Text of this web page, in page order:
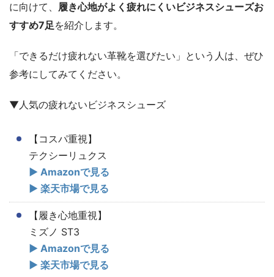
に向けて、 履き心地がよく疲れにくいビジネスシューズお
すすめ7足を紹介します。
「できるだけ疲れない革靴を選びたい」という人は、ぜひ
参考にしてみてください。
▼人気の疲れないビジネスシューズ
【コスパ重視】
テクシーリュクス
▶ Amazonで見る
▶ 楽天市場で見る
【履き心地重視】
ミズノ ST3
▶ Amazonで見る
▶ 楽天市場で見る